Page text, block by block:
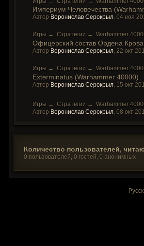
Империум Человечества
Автор Воронислав Серокрыл, 04 ноя
Игры → Стратегии → Warhammer
Офицерский состав Ордена
Автор Воронислав Серокрыл, 22 окт
Игры → Стратегии → Warhammer
Exterminatus (Warhammer 40000)
Автор Воронислав Серокрыл, 15 окт
Игры → Стратегии → Warhammer
Автор Воронислав Серокрыл, 08 окт
Количество пользователей,
0 пользователей, 0 гостей, 0 анонимных